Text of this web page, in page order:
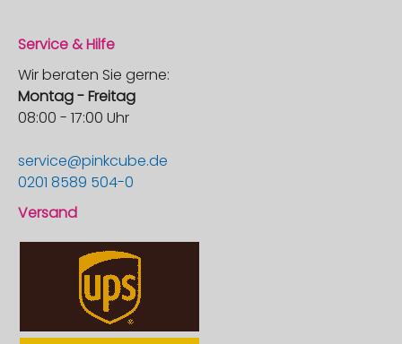
Service & Hilfe
Wir beraten Sie gerne:
Montag - Freitag
08:00 - 17:00 Uhr
service@pinkcube.de
0201 8589 504-0
Versand